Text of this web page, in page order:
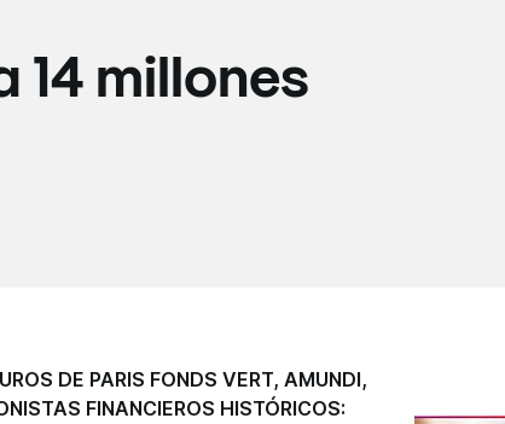
14 millones
DE PARIS FONDS VERT, AMUNDI,
FINANCIEROS HISTÓRICOS: